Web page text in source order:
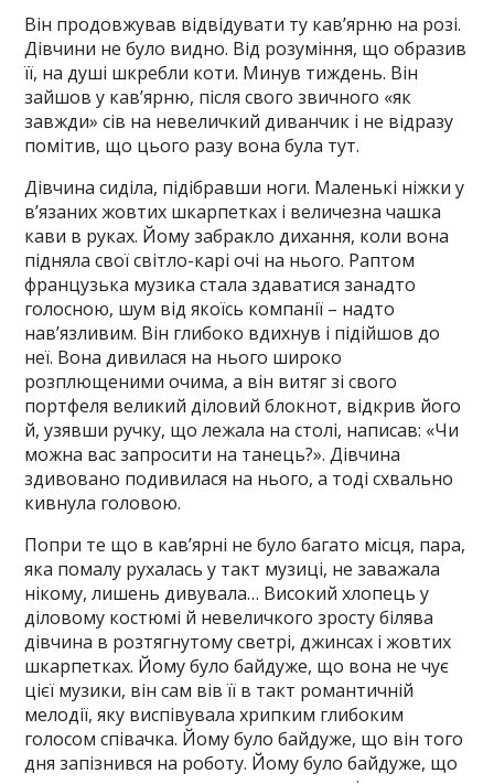
Він продовжував відвідувати ту кав’ярню на розі.
Дівчини не було видно. Від розуміння, що образив
її, на душі шкребли коти. Минув тиждень. Він
зайшов у кав’ярню, після свого звичного «як
завжди» сів на невеличкий диванчик і не відразу
помітив, що цього разу вона була тут.
Дівчина сиділа, підібравши ноги. Маленькі ніжки у
в’язаних жовтих шкарпетках і величезна чашка
кави в руках. Йому забракло дихання, коли вона
підняла свої світло-карі очі на нього. Раптом
французька музика стала здаватися занадто
голосною, шум від якоїсь компанії – надто
нав’язливим. Він глибоко вдихнув і підійшов до
неї. Вона дивилася на нього широко
розплющеними очима, а він витяг зі свого
портфеля великий діловий блокнот, відкрив його
й, узявши ручку, що лежала на столі, написав: «Чи
можна вас запросити на танець?». Дівчина
здивовано подивилася на нього, а тоді схвально
кивнула головою.
Попри те що в кав’ярні не було багато місця, пара,
яка помалу рухалась у такт музиці, не заважала
нікому, лишень дивувала… Високий хлопець у
діловому костюмі й невеличкого зросту білява
дівчина в розтягнутому светрі, джинсах і жовтих
шкарпетках. Йому було байдуже, що вона не чує
цієї музики, він сам вів її в такт романтичній
мелодії, яку виспівувала хрипким глибоким
голосом співачка. Йому було байдуже, що він того
дня запізнився на роботу. Йому було байдуже, що